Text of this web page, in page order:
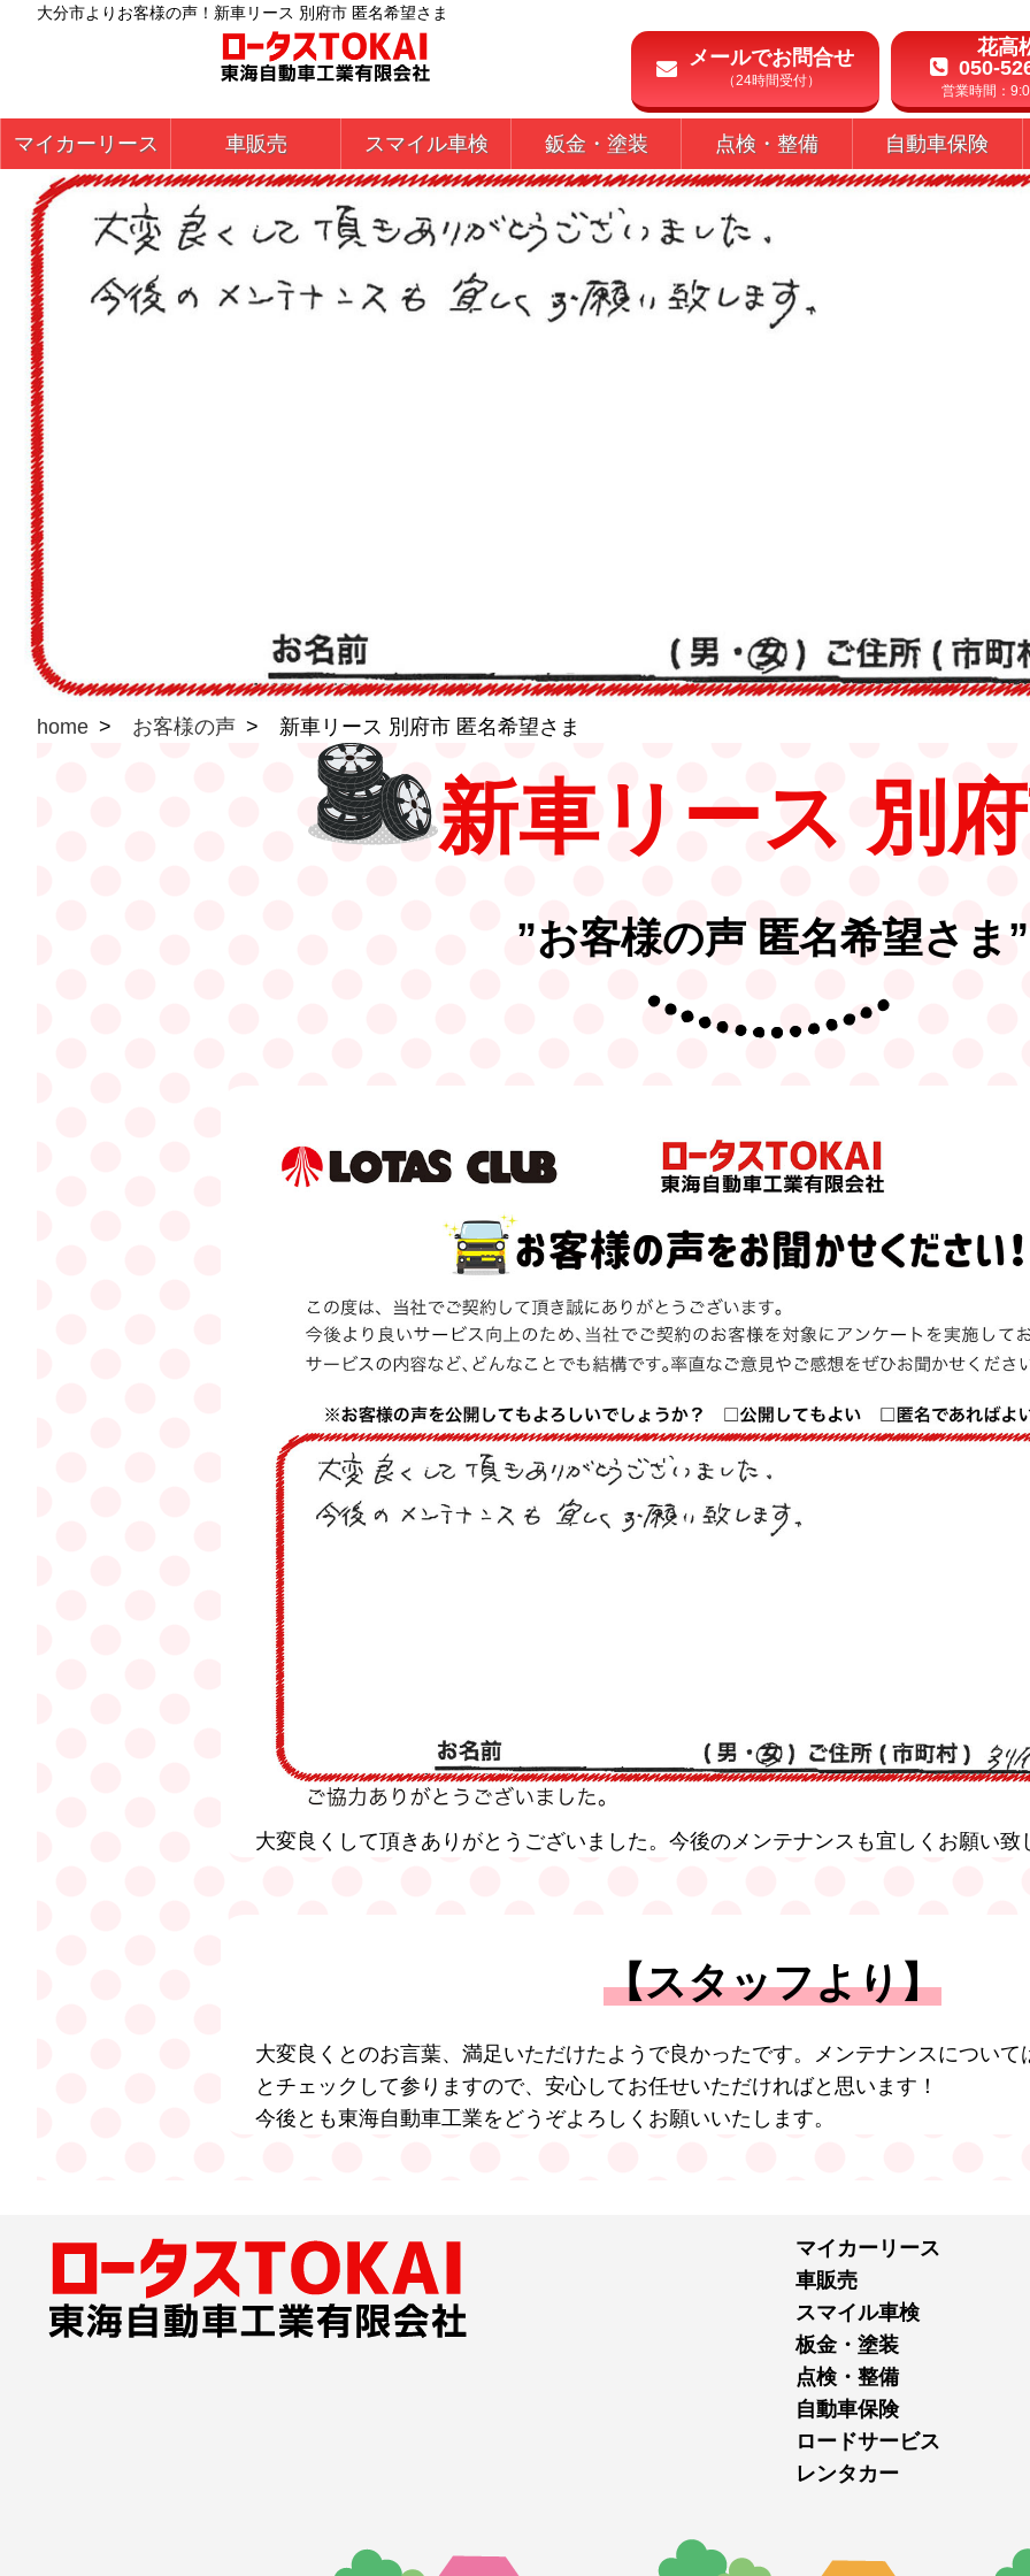
大分市よりお客様の声！新車リース 別府市 匿名希望さま
メールでお問合せ
（24時間受付）
花高
050-
営業時間：
マイカーリース 車販売 スマイル車検 鈑金・塗装 点検・整備 自動車保険
home お客様の声 新車リース 別府市 匿名希望さま
新車リース 別
”お客様の声 匿名希望さま”
大変良くして頂きありがとうございました。今後のメンテナンスも宜しくお願い致
【スタッフより】
大変良くとのお言葉、満足いただけたようで良かったです。メンテナンスについ
とチェックして参りますので、安心してお任せいただければと思います！
今後とも東海自動車工業をどうぞよろしくお願いいたします。
マイカーリース
車販売
スマイル車検
板金・塗装
点検・整備
自動車保険
ロードサービス
レンタカー